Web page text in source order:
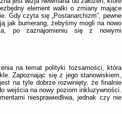
element walki o zmiany mające
Gdy czyta się „Postanarchizm”, pewne
jak bumerang, żebyśmy mogli na nowo
po zaznajomieniu się z nowymi
na temat polityki tożsamości, która
Zapoznając się z jego stanowiskiem,
na tyle dobrze rozwinięty, że finalnie
wejścia na nowy poziom inkluzywności.
niesprawiedliwa, jednak czy nie